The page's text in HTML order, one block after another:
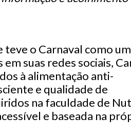
teve o Carnaval como
suas redes sociais,
à alimentação anti-
e qualidade de
na faculdade de
e baseada na